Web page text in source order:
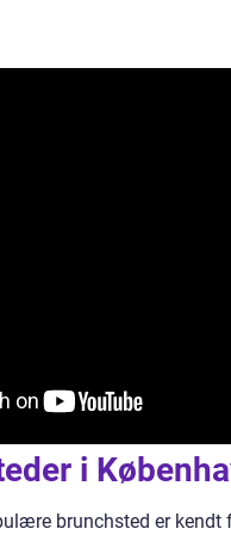
i
brunchsted er